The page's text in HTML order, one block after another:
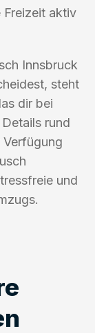
Freizeit aktiv
Innsbruck
steht
dir bei
rund
und